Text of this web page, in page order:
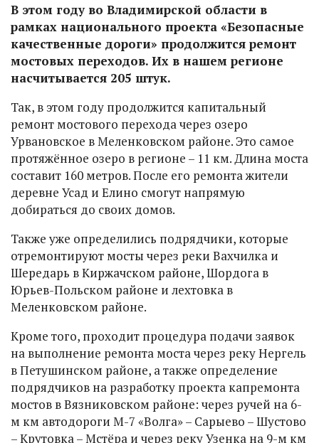
В этом году во Владимирской области в
рамках национального проекта «Безопасные
качественные дороги» продолжится ремонт
мостовых переходов. Их в нашем регионе
насчитывается 205 штук.
Так, в этом году продолжится капитальный
ремонт мостового перехода через озеро
Урвановское в Меленковском районе. Это самое
протяжённое озеро в регионе – 11 км. Длина моста
составит 160 метров. После его ремонта жители
деревне Усад и Елино смогут напрямую
добираться до своих домов.
Также уже определились подрядчики, которые
отремонтируют мосты через реки Вахчилка и
Шередарь в Киржачском районе, Шордога в
Юрьев-Польском районе и лехтовка в
Меленковском районе.
Кроме того, проходит процедура подачи заявок
на выполнение ремонта моста через реку Нергель
в Петушинском районе, а также определение
подрядчиков на разработку проекта капремонта
мостов в Вязниковском районе: через ручей на 6-
м км автодороги М-7 «Волга» – Сарыево – Шустово
– Крутовка – Мстёра и через реку Узенка на 9-м км